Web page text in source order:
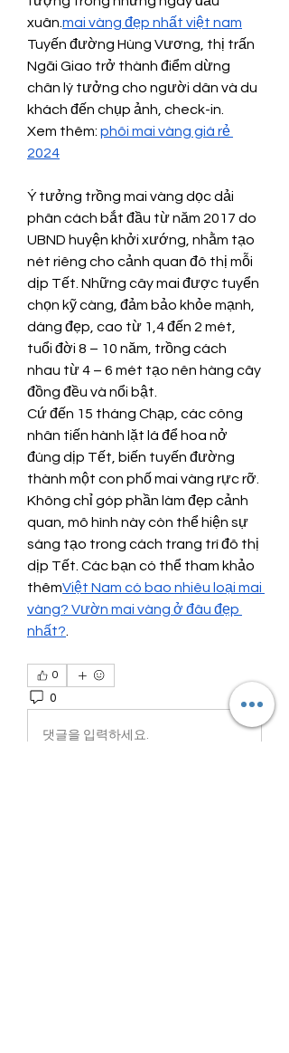
xuân. mai vàng đẹp nhất việt nam
Tuyến đường Hùng Vương, thị trấn
Ngãi Giao trở thành điểm dừng
chân lý tưởng cho người dân và du
khách đến chụp ảnh, check-in.
Xem thêm: phôi mai vàng giá rẻ
2024
Ý tưởng trồng mai vàng dọc dải
phân cách bắt đầu từ năm 2017 do
UBND huyện khởi xướng, nhằm tạo
nét riêng cho cảnh quan đô thị mỗi
dịp Tết. Những cây mai được tuyển
chọn kỹ càng, đảm bảo khỏe mạnh,
dáng đẹp, cao từ 1,4 đến 2 mét,
tuổi đời 8 – 10 năm, trồng cách
nhau từ 4 – 6 mét tạo nên hàng cây
đồng đều và nổi bật.
Cứ đến 15 tháng Chạp, các công
nhân tiến hành lặt lá để hoa nở
đúng dịp Tết, biến tuyến đường
thành một con phố mai vàng rực rỡ.
Không chỉ góp phần làm đẹp cảnh
quan, mô hình này còn thể hiện sự
sáng tạo trong cách trang trí đô thị
dịp Tết. Các bạn có thể tham khảo
thêmViệt Nam có bao nhiêu loại mai
vàng? Vườn mai vàng ở đâu đẹp
nhất?
0
0
댓글을 입력하세요.